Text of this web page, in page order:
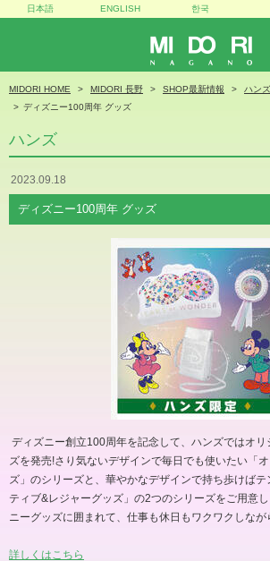
MIDORI
日本語 ENGLISH 한국
MIDORI HOME MIDORI 長野 SHOP最新情報
ハンズ
ディズニー100周年 グッズ
ハンズ
2023.09.18
ディズニー100周年 グッズ
ディズニー創立100周年を記念して、ハンズではオ
ズを発売!さり気ないデザインで毎日でも使いたい「
ズ」のシリーズと、華やかなデザインで持ち歩けば
ティブ&レジャーグッズ」の2つのシリーズをご用意
ニーグッズに囲まれて、仕事も休日もワクワクしな
詳しくはこちら